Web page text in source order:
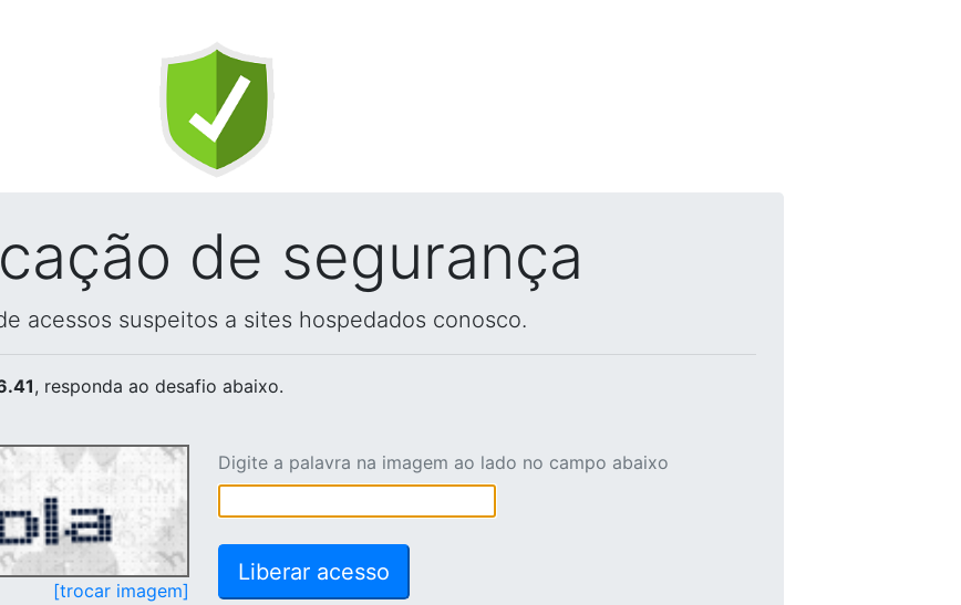
de segurança
acessos suspeitos a sites hospedados conosco.
, responda ao desafio abaixo.
[trocar imagem]
Digite a palavra na imagem ao lado no campo abaixo